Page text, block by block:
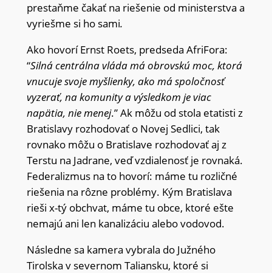
prestaňme čakať na riešenie od ministerstva a
vyriešme si ho sami.
Ako hovorí Ernst Roets, predseda AfriFora:
“Silná centrálna vláda má obrovskú moc, ktorá
vnucuje svoje myšlienky, ako má spoločnosť
vyzerať, na komunity a výsledkom je viac
napätia, nie menej.” Ak môžu od stola etatisti z
Bratislavy rozhodovať o Novej Sedlici, tak
rovnako môžu o Bratislave rozhodovať aj z
Terstu na Jadrane, veď vzdialenosť je rovnaká.
Federalizmus na to hovorí: máme tu rozličné
riešenia na rôzne problémy. Kým Bratislava
rieši x-tý obchvat, máme tu obce, ktoré ešte
nemajú ani len kanalizáciu alebo vodovod.
Následne sa kamera vybrala do Južného
Tirolska v severnom Taliansku, ktoré si